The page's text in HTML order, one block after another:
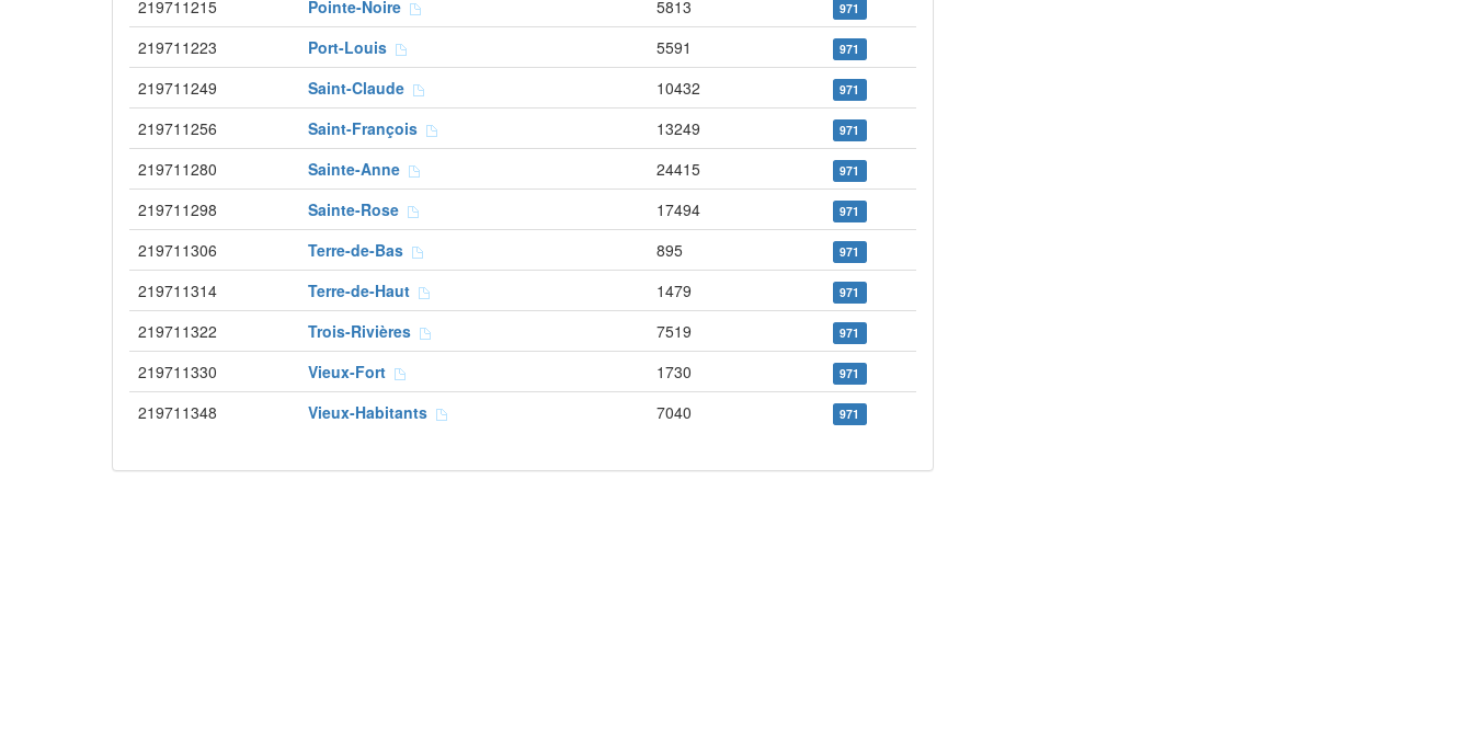
219711215 Pointe-Noire 5813 971
219711223 Port-Louis 5591 971
219711249 Saint-Claude 10432 971
219711256 Saint-François 13249 971
219711280 Sainte-Anne 24415 971
219711298 Sainte-Rose 17494 971
219711306 Terre-de-Bas 895 971
219711314 Terre-de-Haut 1479 971
219711322 Trois-Rivières 7519 971
219711330 Vieux-Fort 1730 971
219711348 Vieux-Habitants 7040 971